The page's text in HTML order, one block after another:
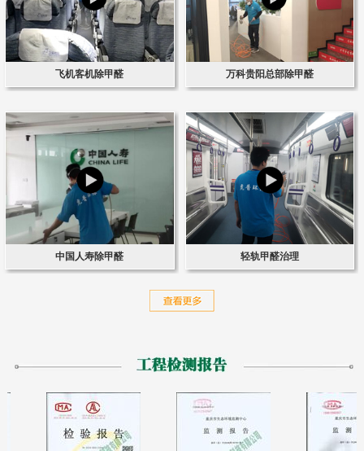
飞机客机除甲醛 万科贵阳总部除甲醛
中国人寿除甲醛 轻轨甲醛治理